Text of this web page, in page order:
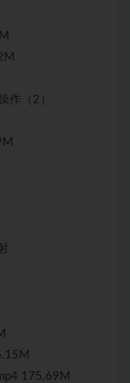
作（2）
175.69M